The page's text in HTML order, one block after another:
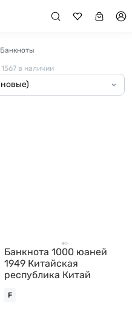
Банкноты
1567 в наличии
Банкнота 1000 юаней
1949 Китайская
республика Китай
F